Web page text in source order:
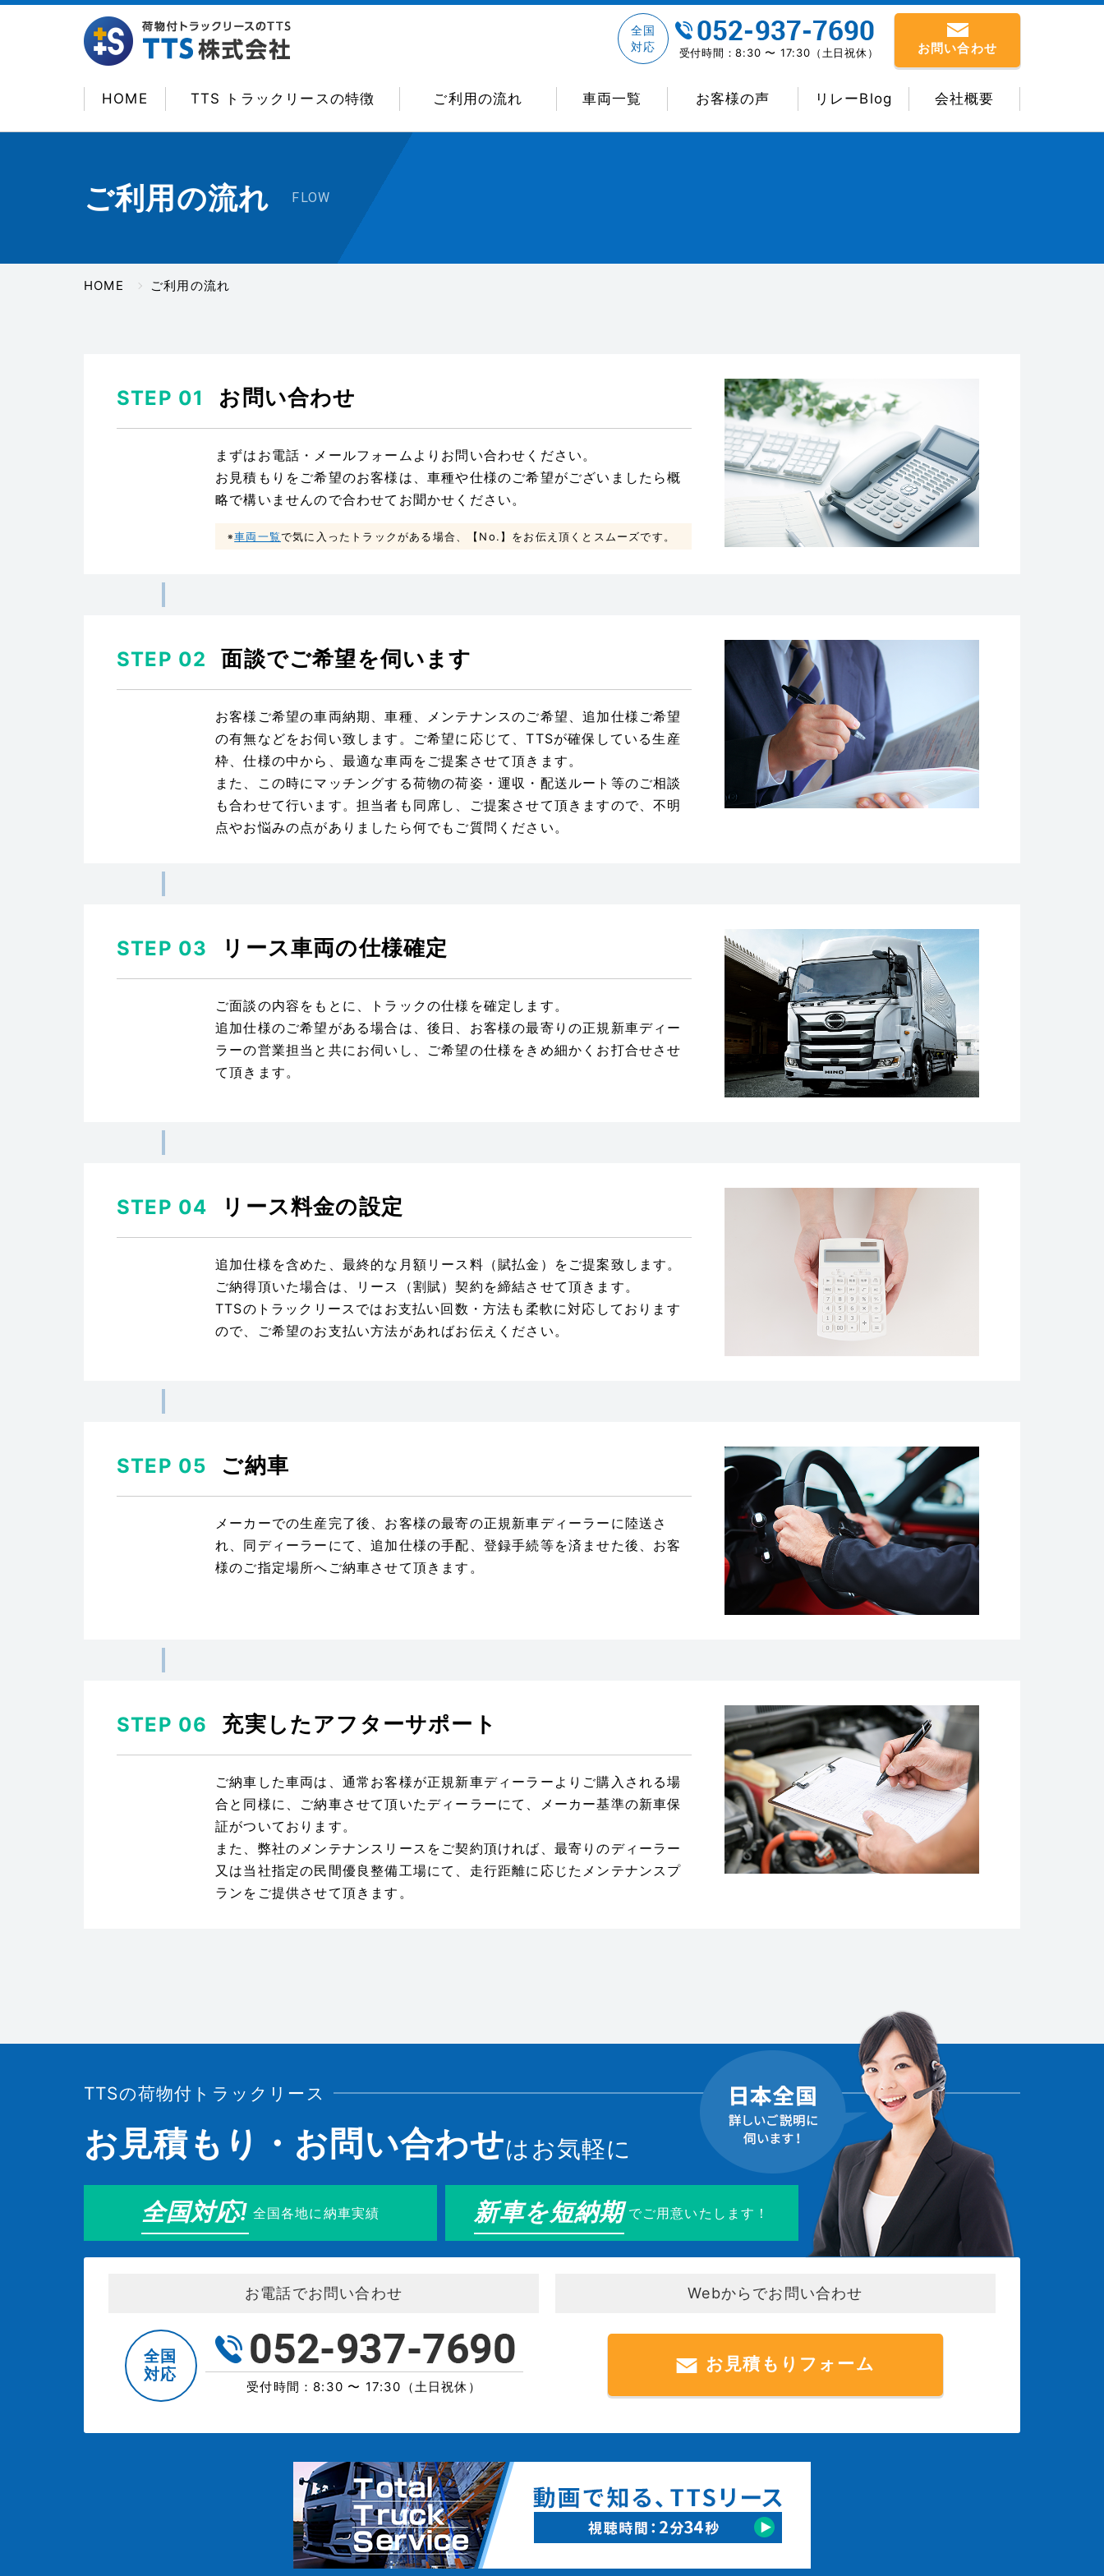
全国
対応
受付時間：8:30 〜 17:30（土日祝休） お問い合わせ
HOME TTS トラックリースの特徴 ご利用の流れ 車両一覧 お客様の声 リレーBlog 会社概要
ご利用の流れ FLOW
HOME ご利用の流れ
STEP 01 お問い合わせ
まずはお電話・メールフォームよりお問い合わせください。
お見積もりをご希望のお客様は、車種や仕様のご希望がございましたら概
略で構いませんので合わせてお聞かせください。
※車両一覧で気に入ったトラックがある場合、【No.】をお伝え頂くとスムーズです。
STEP 02 面談でご希望を伺います
お客様ご希望の車両納期、車種、メンテナンスのご希望、追加仕様ご希望
の有無などをお伺い致します。
ご希望に応じて、TTSが確保している生産
枠、仕様の中から、最適な車両をご提案させて頂きます。
また、この時にマッチングする荷物の荷姿・運収・配送ルート等のご相談
も合わせて行います。担当者も同席し、ご提案させて頂きますので、不明
点やお悩みの点がありましたら何でもご質問ください。
STEP 03 リース車両の仕様確定
ご面談の内容をもとに、トラックの仕様を確定します。
追加仕様のご希望がある場合は、後日、お客様の最寄りの正規新車ディー
ラーの営業担当と共にお伺いし、ご希望の仕様をきめ細かくお打合せさせ
て頂きます。
STEP 04 リース料金の設定
追加仕様を含めた、最終的な月額リース料（賦払金）をご提案致します。
ご納得頂いた場合は、リース（割賦）契約を締結させて頂きます。
TTSのトラックリースではお支払い回数・方法も柔軟に対応しております
ので、ご希望のお支払い方法があればお伝えください。
STEP 05 ご納車
メーカーでの生産完了後、お客様の最寄の正規新車ディーラーに陸送さ
れ、同ディーラーにて、追加仕様の手配、登録手続等を済ませた後、お客
様のご指定場所へご納車させて頂きます。
STEP 06 充実したアフターサポート
ご納車した車両は、通常お客様が正規新車ディーラーよりご購入される場
合と同様に、ご納車させて頂いたディーラーにて、メーカー基準の新車保
証がついております。
また、弊社のメンテナンスリースをご契約頂ければ、最寄りのディーラー
又は当社指定の民間優良整備工場にて、走行距離に応じたメンテナンスプ
ランをご提供させて頂きます。
TTSの荷物付トラックリース
お見積もり・お問い合わせはお気軽に
全国対応! 全国各地に納車実績 新車を短納期 でご用意いたします！
お電話でお問い合わせ
全国
対応
受付時間：8:30 〜 17:30（土日祝休）
Webからでお問い合わせ
お見積もりフォーム